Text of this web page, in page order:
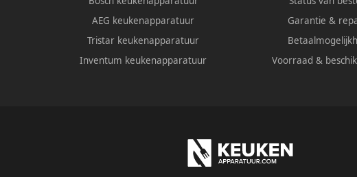
AEG keukenapparatuur
Tristar keukenapparatuur
Inventum keukenapparatuur
Garantie &
Voorraad &